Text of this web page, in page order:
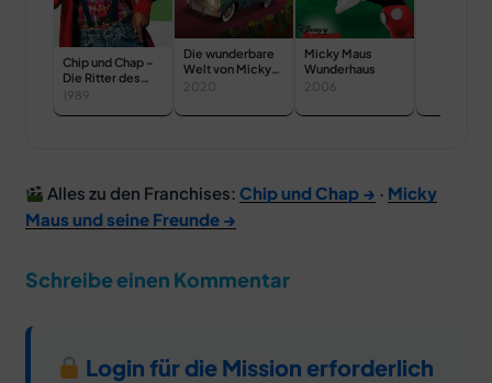
Chip und Chap –
Die Ritter des
Rechts
1989
Die wunderbare
Welt von Micky
Maus
2020
Micky Maus
Wunderhaus
2006
Alles zu den Franchises: Chip und Chap → · Micky
Maus und seine Freunde →
Schreibe einen Kommentar
Login für die Mission erforderlich